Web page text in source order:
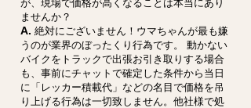
が、現場で価格が高くなることは本当にあり
ませんか？
A. 絶対にございません！ウマちゃんが最も嫌
うのが業界のぼったくり行為です。 動かない
バイクをトラックで出張お引き取りする場合
も、事前にチャットで確定した条件から当日
に「レッカー積載代」などの名目で価格を吊
り上げる行為は一切致しません。他社様で処